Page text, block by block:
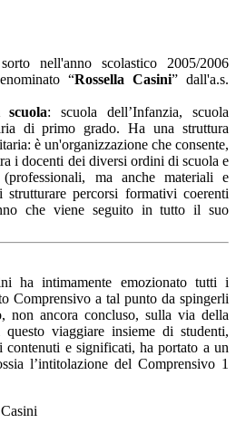
nell'anno scolastico 2005/2006
“Rossella Casini” dall'a.s.
: scuola dell’Infanzia, scuola
di primo grado. Ha una struttura
è un'organizzazione che consente,
i docenti dei diversi ordini di scuola e
ma anche materiali e
percorsi formativi coerenti
che viene seguito in tutto il suo
ha intimamente emozionato tutti i
Comprensivo a tal punto da spingerli
non ancora concluso, sulla via della
viaggiare insieme di studenti,
contenuti e significati, ha portato a un
l’intitolazione del Comprensivo 1